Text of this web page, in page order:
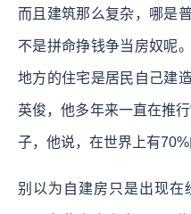
而且建筑那么复杂，哪是
不是拼命挣钱争当房奴呢
地方的住宅是居民自己建
英俊，他多年来一直在推
子，他说，在世界上有
别以为自建房只是出现